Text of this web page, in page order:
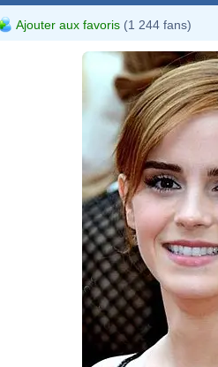
Ajouter aux favoris (1 244 fans)